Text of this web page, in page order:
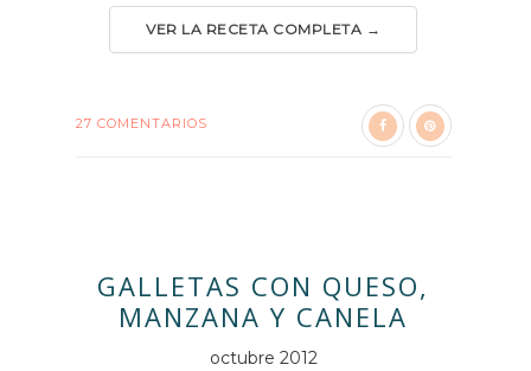
VER LA RECETA COMPLETA →
27 COMENTARIOS
GALLETAS CON QUESO,
MANZANA Y CANELA
octubre 2012